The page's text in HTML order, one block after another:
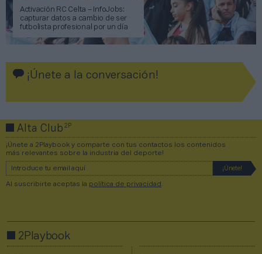
Activación RC Celta – InfoJobs:
capturar datos a cambio de ser
futbolista profesional por un día
¡Únete a la conversación!
Alta Club2P
¡Únete a 2Playbook y comparte con tus contactos los contenidos
más relevantes sobre la industria del deporte!
Al suscribirte aceptas la política de privacidad
2Playbook